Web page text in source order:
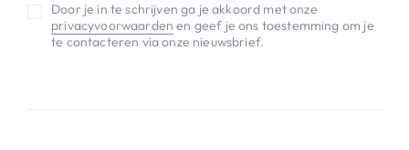
Door je in te schrijven ga je akkoord met onze
privacyvoorwaarden en geef je ons toestemming om je
te contacteren via onze nieuwsbrief.